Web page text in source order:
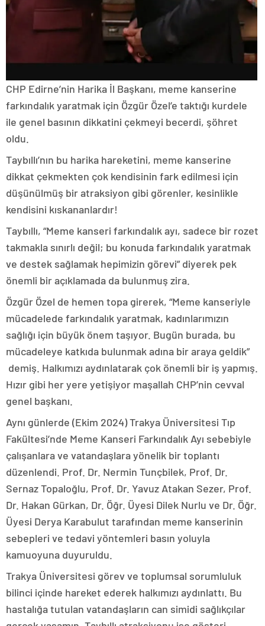
CHP Edirne’nin Harika İl Başkanı, meme kanserine
farkındalık yaratmak için Özgür Özel’e taktığı kurdele
ile genel basının dikkatini çekmeyi becerdi, şöhret
oldu.
Taybıllı’nın bu harika hareketini, meme kanserine
dikkat çekmekten çok kendisinin fark edilmesi için
düşünülmüş bir atraksiyon gibi görenler, kesinlikle
kendisini kıskananlardır!
Taybıllı, “Meme kanseri farkındalık ayı, sadece bir rozet
takmakla sınırlı değil; bu konuda farkındalık yaratmak
ve destek sağlamak hepimizin görevi” diyerek pek
önemli bir açıklamada da bulunmuş zira.
Özgür Özel de hemen topa girerek, “Meme kanseriyle
mücadelede farkındalık yaratmak, kadınlarımızın
sağlığı için büyük önem taşıyor. Bugün burada, bu
mücadeleye katkıda bulunmak adına bir araya geldik”
demiş. Halkımızı aydınlatarak çok önemli bir iş yapmış.
Hızır gibi her yere yetişiyor maşallah CHP’nin cevval
genel başkanı.
Aynı günlerde (Ekim 2024) Trakya Üniversitesi Tıp
Fakültesi’nde Meme Kanseri Farkındalık Ayı sebebiyle
çalışanlara ve vatandaşlara yönelik bir toplantı
düzenlendi. Prof. Dr. Nermin Tunçbilek, Prof. Dr.
Sernaz Topaloğlu, Prof. Dr. Yavuz Atakan Sezer, Prof.
Dr. Hakan Gürkan, Dr. Öğr. Üyesi Dilek Nurlu ve Dr. Öğr.
Üyesi Derya Karabulut tarafından meme kanserinin
sebepleri ve tedavi yöntemleri basın yoluyla
kamuoyuna duyuruldu.
Trakya Üniversitesi görev ve toplumsal sorumluluk
bilinci içinde hareket ederek halkımızı aydınlattı. Bu
hastalığa tutulan vatandaşların can simidi sağlıkçılar